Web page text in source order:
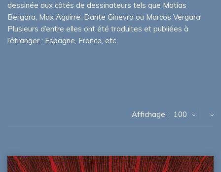
dessinée aux côtés de dessinateurs tels que Matías
Bergara, Max Aguirre, Dante Ginevra ou Marcos Vergara.
Plusieurs d’entre elles ont été traduites et publiées à
l’étranger : Espagne, France, etc.
Affichage : 100